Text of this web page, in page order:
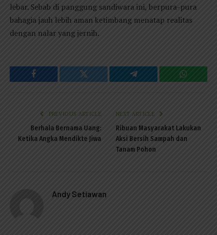
lebar. Sebab di panggung sandiwara ini, berpura-pura
bahagia jauh lebih aman ketimbang menatap realitas
dengan nalar yang jernih.
Facebook Twitter Telegram
PREVIOUS ARTICLE
Berhala Bernama Uang:
Ketika Angka Mendikte Jiwa
NEXT ARTICLE
Ribuan Masyarakat Lakukan
Aksi Bersih Sampah dan
Tanam Pohon
Andy Setiawan